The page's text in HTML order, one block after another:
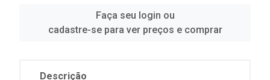
Faça seu login ou
cadastre-se para ver preços e comprar
Descrição